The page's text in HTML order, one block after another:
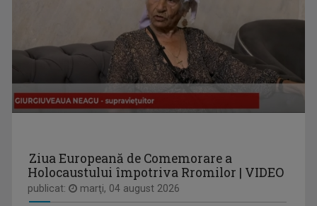
Emisiune cu specific sportiv, care abordează ...
FORUM ECONOMIC
MARIA FLOREA
După aproape 30 de ani de jurnalism, a învăţat ...
Ziua Europeană de Comemorare a
Holocaustului împotriva Rromilor | VIDEO
publicat: marţi, 04 august 2026